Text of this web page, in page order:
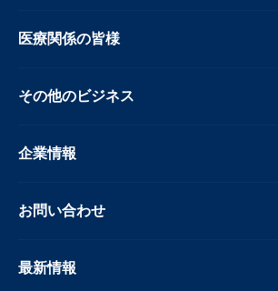
医療関係の皆様
その他のビジネス
企業情報
お問い合わせ
最新情報